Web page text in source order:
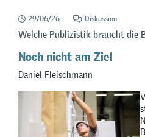
29/06/26 Diskussion
Welche Publizistik braucht die
Noch nicht am Ziel
Daniel Fleischmann